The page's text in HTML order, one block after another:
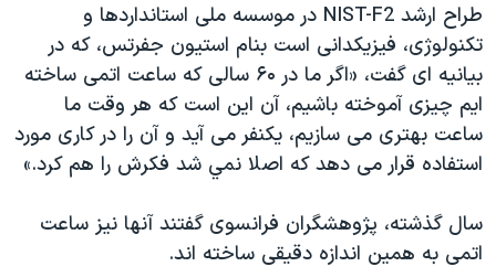
طراح ارشد NIST-F2 در موسسه ملی استانداردها و
تکنولوژی، فيزيکدانی است بنام استيون جفرتس، که در
بيانيه ای گفت، «اگر ما در ۶۰ سالی که ساعت اتمی ساخته
ايم چيزی آموخته باشيم، آن اين است که هر وقت ما
ساعت بهتری می سازيم، يکنفر می آيد و آن را در کاری مورد
استفاده قرار می دهد که اصلا نمي شد فکرش را هم کرد.»
سال گذشته، پژوهشگران فرانسوی گفتند آنها نیز ساعت
اتمی به همين اندازه دقیقی ساخته اند.